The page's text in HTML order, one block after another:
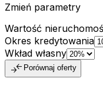
Zmień parametry
Wartość
Okres kredytowania
Wkład własny
compare_arrows Porównaj oferty